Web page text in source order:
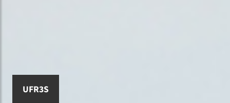
UFR3S